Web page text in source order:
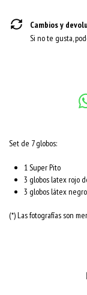
Cambios y
Si no te gusta,
Set de 7 globos:
1 Super Pito
3 globos latex rojo
3 globos látex
(*) Las fotografías son